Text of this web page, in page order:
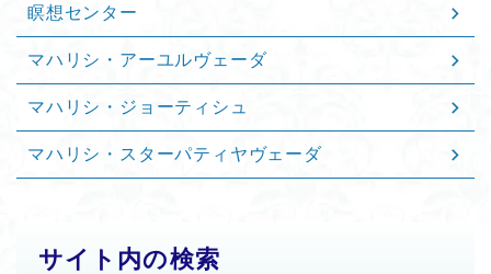
瞑想センター
マハリシ・アーユルヴェーダ
マハリシ・ジョーティシュ
マハリシ・スターパティヤヴェーダ
サイト内の検索